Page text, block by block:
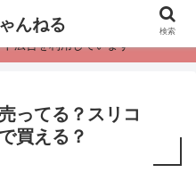
広告を利用しています
ってる？スリコ
買える？
んねる 検索